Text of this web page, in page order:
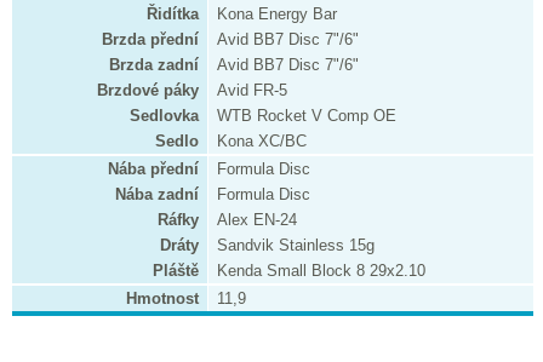
Řidítka
Kona Energy Bar
Brzda přední
Avid BB7 Disc 7"/6"
Brzda zadní
Avid BB7 Disc 7"/6"
Brzdové páky
Avid FR-5
Sedlovka
WTB Rocket V Comp OE
Sedlo
Kona XC/BC
Nába přední
Formula Disc
Nába zadní
Formula Disc
Ráfky
Alex EN-24
Dráty
Sandvik Stainless 15g
Pláště
Kenda Small Block 8 29x2.10
Hmotnost
11,9